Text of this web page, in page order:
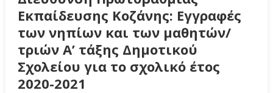
Εκπαίδευσης Κοζάνης: Εγγραφές
των νηπίων και των μαθητών/
τριών Α’ τάξης Δημοτικού
Σχολείου για το σχολικό έτος
2020-2021